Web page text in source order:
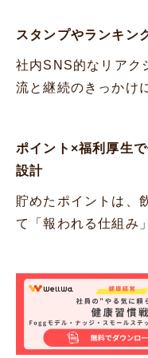
スタンプやランキン
社内SNS的なリアク
流と継続のきっかけ
ポイント×福利厚生
設計
貯めたポイントは、
て「報われる仕組み